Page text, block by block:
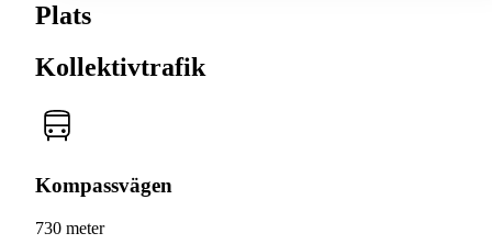
Plats
Kollektivtrafik
Kompassvägen
730 meter